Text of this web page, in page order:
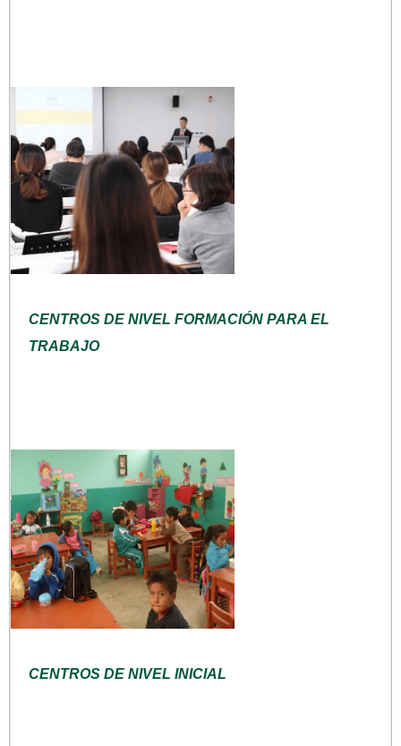
CENTROS DE NIVEL FORMACIÓN PARA EL
TRABAJO
CENTROS DE NIVEL INICIAL